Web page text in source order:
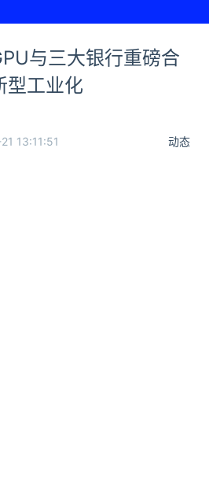
与三大银行重磅合
型工业化
动态
13:11:51